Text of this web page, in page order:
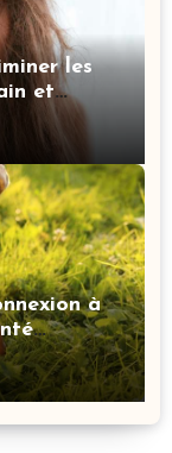
les
et
à